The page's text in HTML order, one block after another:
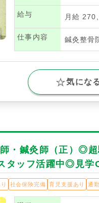
給与 月給
仕事内容 鍼灸整骨
気にな
師・鍼灸師（正）◎
ッフ活躍中◎見学
社会保険完備 育児支援あり 通